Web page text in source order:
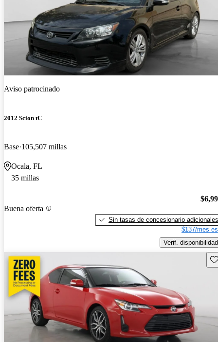
Aviso patrocinado
2012 Scion tC
Base 105,507 millas
Ocala, FL
35 millas
Buena oferta
Sin tasas de concesionario adicionales
$137/mes
Verif. disponibilidad